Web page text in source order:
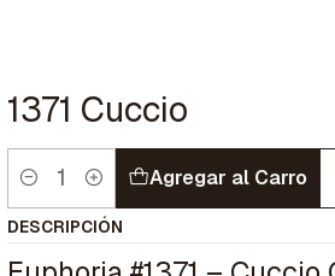
1371 Cuccio
Cantidad
Agregar al Carro
DESCRIPCIÓN